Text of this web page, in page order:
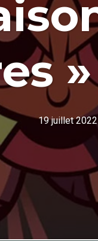
19 juillet 2022